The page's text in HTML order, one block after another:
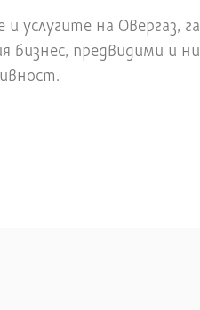
и услугите на Овергаз,
бизнес, предвидими и